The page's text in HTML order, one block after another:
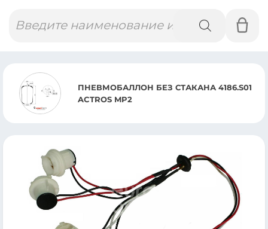
товаров
ПНЕВМОБАЛЛОН БЕЗ СТАКАНА 4186.S01
ACTROS MP2